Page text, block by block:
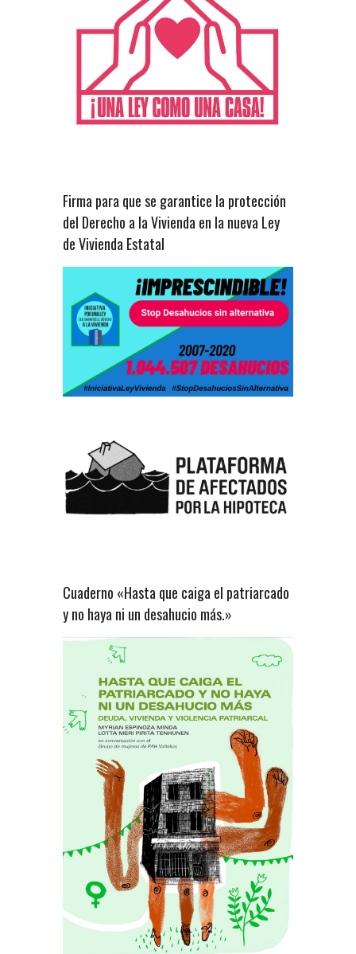
Firma para que se garantice la protección
del Derecho a la Vivienda en la nueva Ley
de Vivienda Estatal
Cuaderno «Hasta que caiga el patriarcado
y no haya ni un desahucio más.»